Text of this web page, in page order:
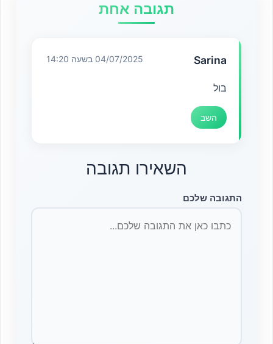
תגובה אחת
Sarina 04/07/2025 בשעה 14:20
בול
השב
השאירו תגובה
התגובה שלכם